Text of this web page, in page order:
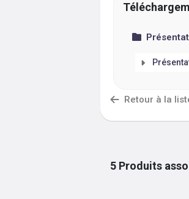
Retour à la
5 Produits